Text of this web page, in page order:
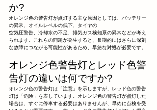
か?
オレンジ色の警告灯が点灯する主な原因としては、バッテリー
の異常、オイルレベルの低下、タイヤの
空気圧警告、冷却水の不足、排気ガス検知系の異常などが考え
られます。これらの問題が発生すると、長期的にはさらに深刻
な故障につながる可能性があるため、早急な対処が必要です。
オレンジ色警告灯とレッド色警
告灯の違いは何ですか?
オレンジ色の警告灯は「注意」を示しますが、レッド色の警告
灯は「危険」を表しています。オレンジ色の警告灯が点灯した
場合は、すぐに停車する必要はありませんが、早めに点検を受